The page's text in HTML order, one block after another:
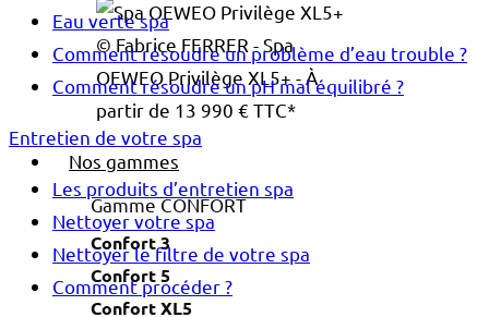
© Fabrice FERRER - Spa
OEWEO Privilège XL5+ - À
partir de 13 990 € TTC*
Nos gammes
Gamme CONFORT
Confort 3
Confort 5
Confort XL5
Eau verte spa
Comment résoudre un problème d’eau trouble ?
Comment résoudre un pH mal équilibré ?
Entretien de votre spa
Les produits d’entretien spa
Nettoyer votre spa
Nettoyer le filtre de votre spa
Comment procéder ?